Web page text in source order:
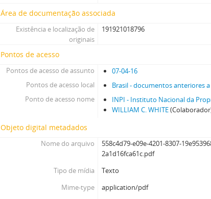
Área de documentação associada
Existência e localização de
originais
191921018796
Pontos de acesso
Pontos de acesso de assunto
07-04-16
Pontos de acesso local
Brasil - documentos anteriores a
Ponto de acesso nome
INPI - Instituto Nacional da
WILLIAM C. WHITE
Objeto digital metadados
Nome do arquivo
558c4d79-e09e-4201-8307-
2a1d16fca61c.pdf
Tipo de mídia
Texto
Mime-type
application/pdf